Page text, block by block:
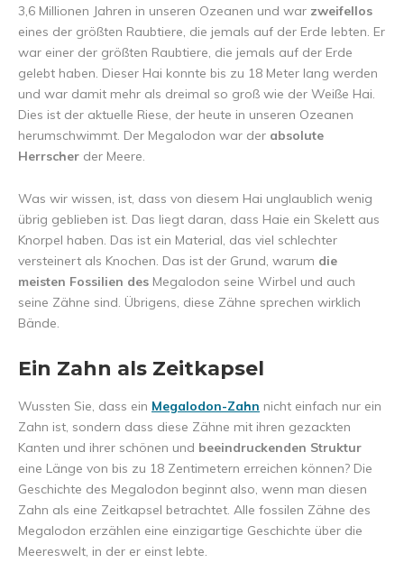
3,6 Millionen Jahren in unseren Ozeanen und war zweifellos
eines der größten Raubtiere, die jemals auf der Erde lebten. Er
war einer der größten Raubtiere, die jemals auf der Erde
gelebt haben. Dieser Hai konnte bis zu 18 Meter lang werden
und war damit mehr als dreimal so groß wie der Weiße Hai.
Dies ist der aktuelle Riese, der heute in unseren Ozeanen
herumschwimmt. Der Megalodon war der absolute
Herrscher der Meere.
Was wir wissen, ist, dass von diesem Hai unglaublich wenig
übrig geblieben ist. Das liegt daran, dass Haie ein Skelett aus
Knorpel haben. Das ist ein Material, das viel schlechter
versteinert als Knochen. Das ist der Grund, warum die
meisten Fossilien des Megalodon seine Wirbel und auch
seine Zähne sind. Übrigens, diese Zähne sprechen wirklich
Bände.
Ein Zahn als Zeitkapsel
Wussten Sie, dass ein Megalodon-Zahn nicht einfach nur ein
Zahn ist, sondern dass diese Zähne mit ihren gezackten
Kanten und ihrer schönen und beeindruckenden Struktur
eine Länge von bis zu 18 Zentimetern erreichen können? Die
Geschichte des Megalodon beginnt also, wenn man diesen
Zahn als eine Zeitkapsel betrachtet. Alle fossilen Zähne des
Megalodon erzählen eine einzigartige Geschichte über die
Meereswelt, in der er einst lebte.